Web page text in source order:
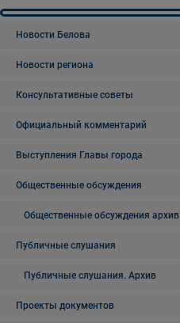
Новости Белова
Новости региона
Консультативные советы
Официальный комментарий
Выступления Главы города
Общественные обсуждения
Общественные обсуждения архив
Публичные слушания
Публичные слушания. Архив
Проекты документов